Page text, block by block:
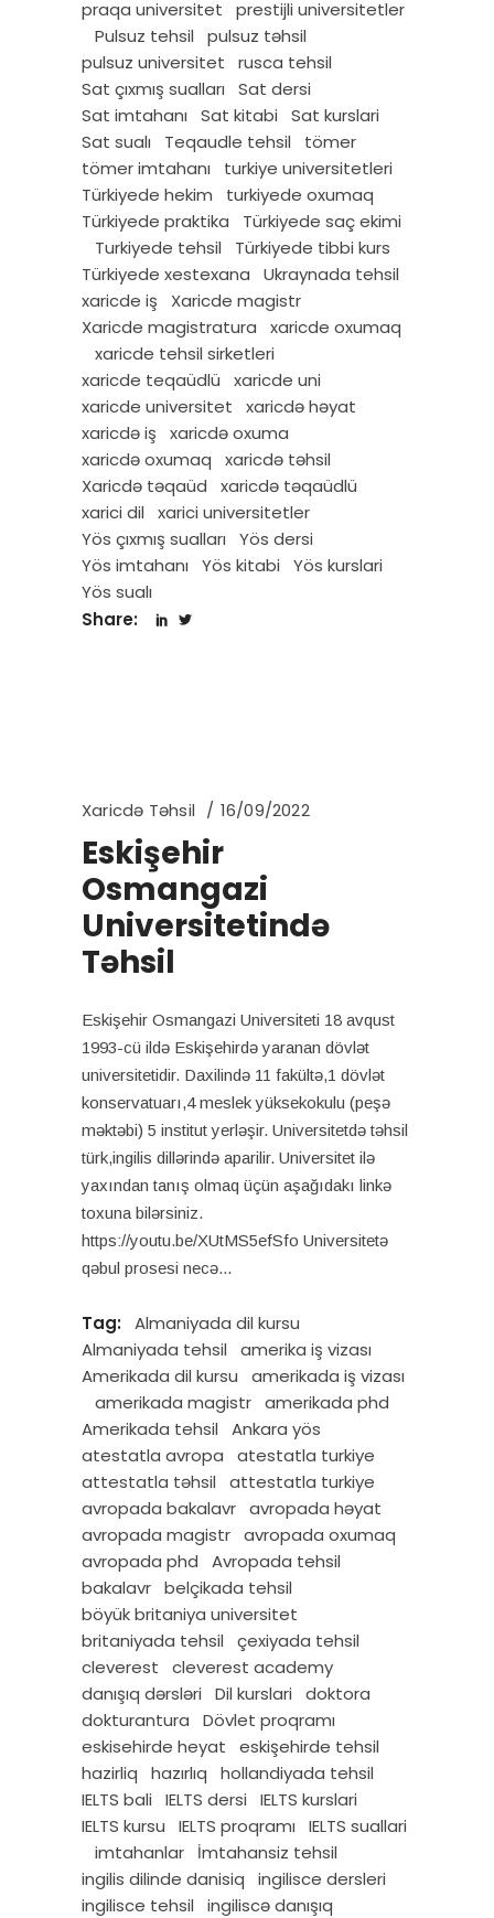
praqa universitet
prestijli universitetler
Pulsuz tehsil
pulsuz təhsil
pulsuz universitet
rusca tehsil
Sat çıxmış sualları
Sat dersi
Sat imtahanı
Sat kitabi
Sat kurslari
Sat sualı
Teqaudle tehsil
tömer
tömer imtahanı
turkiye universitetleri
Türkiyede hekim
turkiyede oxumaq
Türkiyede praktika
Türkiyede saç ekimi
Turkiyede tehsil
Türkiyede tibbi kurs
Türkiyede xestexana
Ukraynada tehsil
xaricde iş
Xaricde magistr
Xaricde magistratura
xaricde oxumaq
xaricde tehsil sirketleri
xaricde teqaüdlü
xaricde uni
xaricde universitet
xaricdə həyat
xaricdə iş
xaricdə oxuma
xaricdə oxumaq
xaricdə təhsil
Xaricdə təqaüd
xaricdə təqaüdlü
xarici dil
xarici universitetler
Yös çıxmış sualları
Yös dersi
Yös imtahanı
Yös kitabi
Yös kurslari
Yös sualı
Share:
Xaricdə Təhsil 16/09/2022
Eskişehir
Osmangazi
Universitetində
Təhsil
Eskişehir Osmangazi Universiteti 18 avqust
1993-cü ildə Eskişehirdə yaranan dövlət
universitetidir. Daxilində 11 fakültə,1 dövlət
konservatuarı,4 meslek yüksekokulu (peşə
məktəbi) 5 institut yerləşir. Universitetdə təhsil
türk,ingilis dillərində aparilir. Universitet ilə
yaxından tanış olmaq üçün aşağıdakı linkə
toxuna bilərsiniz.
https://youtu.be/XUtMS5efSfo Universitetə
qəbul prosesi necə
Tag:
Almaniyada dil kursu
Almaniyada tehsil
amerika iş vizası
Amerikada dil kursu
amerikada iş vizası
amerikada magistr amerikada phd
Amerikada tehsil
Ankara yös
atestatla avropa
atestatla turkiye
attestatla təhsil
attestatla turkiye
avropada bakalavr avropada həyat
avropada magistr avropada oxumaq
avropada phd
Avropada tehsil
bakalavr belçikada tehsil
böyük britaniya universitet
britaniyada tehsil
çexiyada tehsil
cleverest
cleverest academy
danışıq dərsləri
Dil kurslari
doktora
dokturantura
Dövlet proqramı
eskisehirde heyat
eskişehirde tehsil
hazirliq
hazırlıq
hollandiyada tehsil
IELTS bali
IELTS dersi
IELTS kurslari
IELTS kursu
IELTS proqramı
IELTS suallari
imtahanlar
İmtahansiz tehsil
ingilis dilinde danisiq
ingilisce dersleri
ingilisce tehsil
ingiliscə danışıq